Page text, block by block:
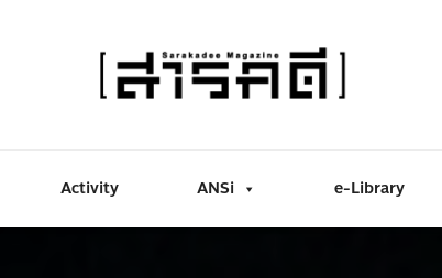
Activity ANSi e-Library